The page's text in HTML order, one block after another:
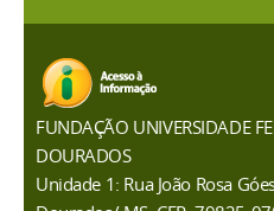
FUNDAÇÃO UNIVERSIDADE
DOURADOS
Unidade 1: Rua João Rosa